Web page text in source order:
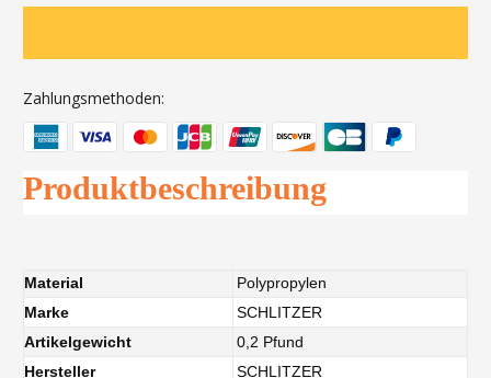
Zahlungsmethoden:
Produktbeschreibung
Material
Polypropylen
Marke
SCHLITZER
Artikelgewicht
0,2 Pfund
Hersteller
SCHLITZER